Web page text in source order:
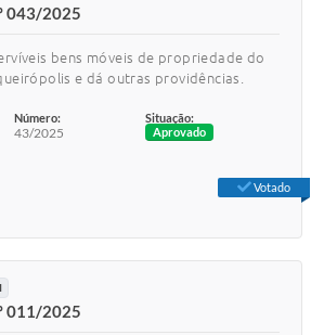
043/2025
bens móveis de propriedade do
e dá outras providências.
Número:
43/2025
Situação:
Aprovado
Votado
011/2025